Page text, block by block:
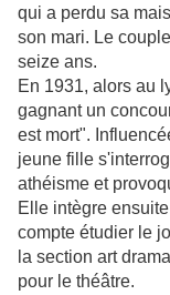
qui a perdu sa
son mari. Le
seize ans.
En 1931, alors au
gagnant un
est mort".
jeune fille
athéisme et
Elle intègre
compte étudier le
la section art
pour le théâtre.